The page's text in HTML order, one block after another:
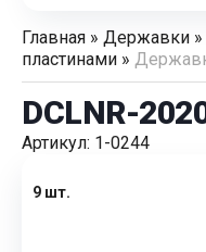
Главная » Державки »
пластинами »
DCLNR-
Артикул: 1-0244
9 шт.